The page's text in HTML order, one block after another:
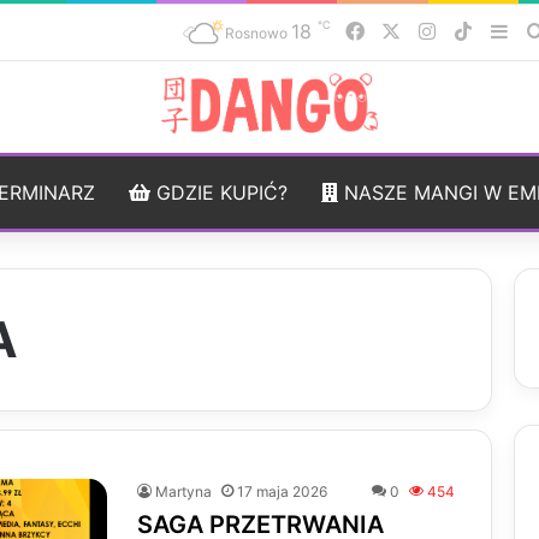
Rosnowo 18 ℃ Facebook Instagram
TikTok
GDZIE KUPIĆ? NASZE MANGI W
Martyna 17 maja 2026 0 454
SAGA PRZETRWANIA